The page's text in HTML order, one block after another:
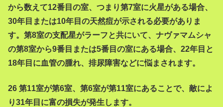
から数えて12番目の室、つまり第7室に火星がある場合、
30年目または10年目の天然痘が示される必要がありま
す。第8室の支配星がラーフと共にいて、ナヴァマムシャ
の第8室から9番目または5番目の室にある場合、22年目と
18年目に血管の腫れ、排尿障害などに悩まされます。
26 第11室が第6室、第6室が第11室にあることで、敵によ
り31年目に富の損失が発生します。